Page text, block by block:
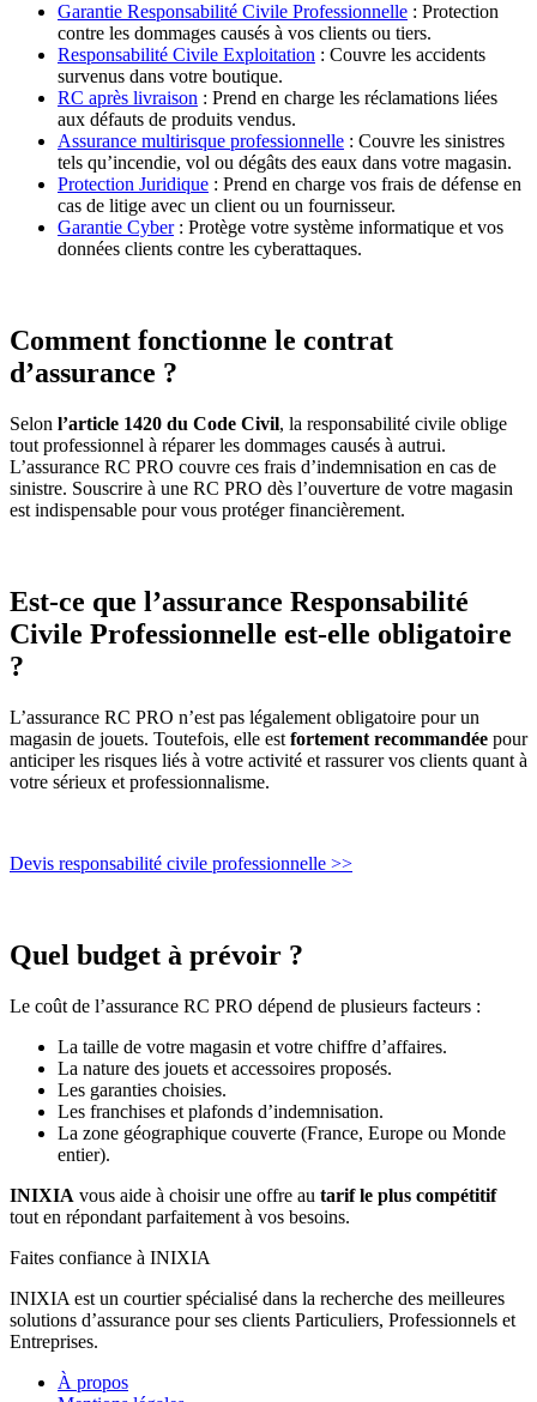
Garantie Responsabilité Civile Professionnelle : Protection
contre les dommages causés à vos clients ou tiers.
Responsabilité Civile Exploitation : Couvre les accidents
survenus dans votre boutique.
RC après livraison : Prend en charge les réclamations liées
aux défauts de produits vendus.
Assurance multirisque professionnelle : Couvre les sinistres
tels qu’incendie, vol ou dégâts des eaux dans votre magasin.
Protection Juridique : Prend en charge vos frais de défense en
cas de litige avec un client ou un fournisseur.
Garantie Cyber: Protège votre système informatique et vos
données clients contre les cyberattaques.
Comment fonctionne le contrat
d’assurance ?
Selon l’article 1420 du Code Civil, la responsabilité civile oblige
tout professionnel à réparer les dommages causés à autrui.
L’assurance RC PRO couvre ces frais d’indemnisation en cas de
sinistre. Souscrire à une RC PRO dès l’ouverture de votre magasin
est indispensable pour vous protéger financièrement.
Est-ce que l’assurance Responsabilité
Civile Professionnelle est-elle obligatoire
?
L’assurance RC PRO n’est pas légalement obligatoire pour un
magasin de jouets. Toutefois, elle est fortement recommandée pour
anticiper les risques liés à votre activité et rassurer vos clients quant à
votre sérieux et professionnalisme.
Devis responsabilité civile professionnelle >>
Quel budget à prévoir ?
Le coût de l’assurance RC PRO dépend de plusieurs facteurs :
La taille de votre magasin et votre chiffre d’affaires.
La nature des jouets et accessoires proposés.
Les garanties choisies.
Les franchises et plafonds d’indemnisation.
La zone géographique couverte (France, Europe ou Monde
entier).
INIXIA vous aide à choisir une offre au tarif le plus compétitif
tout en répondant parfaitement à vos besoins.
Faites confiance à INIXIA
INIXIA est un courtier spécialisé dans la recherche des meilleures
solutions d’assurance pour ses clients Particuliers, Professionnels et
Entreprises.
À propos